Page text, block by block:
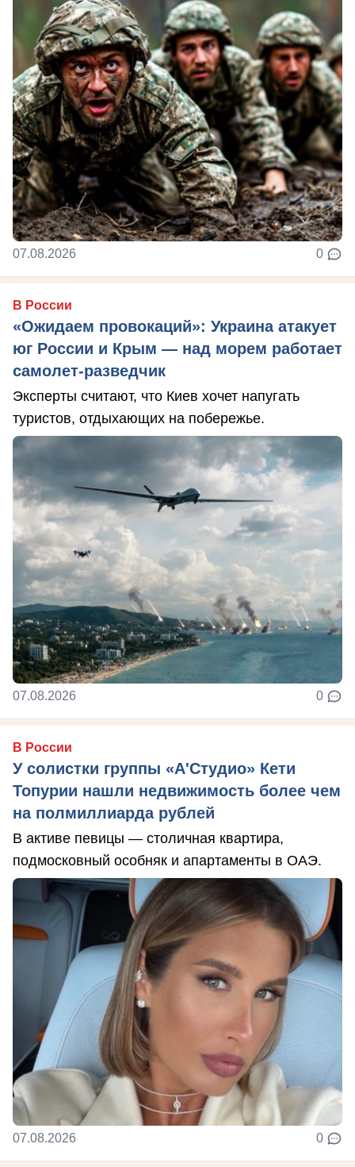
07.08.2026 0
В России
«Ожидаем провокаций»: Украина атакует
юг России и Крым — над морем работает
самолет-разведчик
Эксперты считают, что Киев хочет напугать
туристов, отдыхающих на побережье.
07.08.2026 0
В России
У солистки группы «А'Студио» Кети
Топурии нашли недвижимость более чем
на полмиллиарда рублей
В активе певицы — столичная квартира,
подмосковный особняк и апартаменты в ОАЭ.
07.08.2026 0